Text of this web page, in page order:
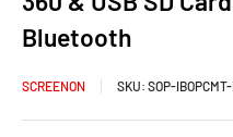
Bluetooth
SCREENON SKU: SOP-